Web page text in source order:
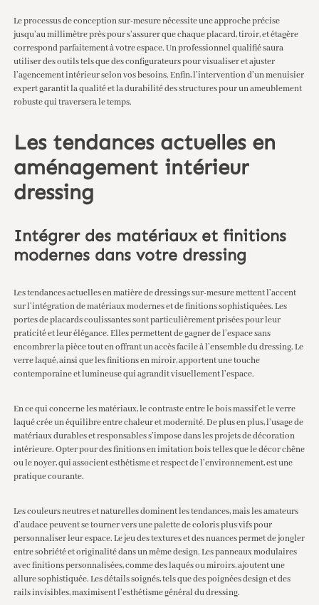
Le processus de conception sur-mesure nécessite une approche précise
jusqu’au millimètre près pour s’assurer que chaque placard, tiroir, et étagère
correspond parfaitement à votre espace. Un professionnel qualifié saura
utiliser des outils tels que des configurateurs pour visualiser et ajuster
l’agencement intérieur selon vos besoins. Enfin, l’intervention d’un menuisier
expert garantit la qualité et la durabilité des structures pour un ameublement
robuste qui traversera le temps.
Les tendances actuelles en
aménagement intérieur
dressing
Intégrer des matériaux et finitions
modernes dans votre dressing
Les tendances actuelles en matière de dressings sur-mesure mettent l’accent
sur l’intégration de matériaux modernes et de finitions sophistiquées. Les
portes de placards coulissantes sont particulièrement prisées pour leur
praticité et leur élégance. Elles permettent de gagner de l’espace sans
encombrer la pièce tout en offrant un accès facile à l’ensemble du dressing. Le
verre laqué, ainsi que les finitions en miroir, apportent une touche
contemporaine et lumineuse qui agrandit visuellement l’espace.
En ce qui concerne les matériaux, le contraste entre le bois massif et le verre
laqué crée un équilibre entre chaleur et modernité. De plus en plus, l’usage de
matériaux durables et responsables s’impose dans les projets de décoration
intérieure. Opter pour des finitions en imitation bois telles que le décor chêne
ou le noyer, qui associent esthétisme et respect de l’environnement, est une
pratique courante.
Les couleurs neutres et naturelles dominent les tendances, mais les amateurs
d’audace peuvent se tourner vers une palette de coloris plus vifs pour
personnaliser leur espace. Le jeu des textures et des nuances permet de jongler
entre sobriété et originalité dans un même design. Les panneaux modulaires
avec finitions personnalisées, comme des laqués ou miroirs, ajoutent une
allure sophistiquée. Les détails soignés, tels que des poignées design et des
rails invisibles, maximisent l’esthétisme général du dressing.